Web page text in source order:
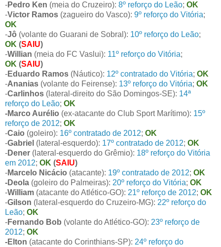
-Pedro Ken (meia do Cruzeiro): 8º reforço do Leão; OK
-Victor Ramos (zagueiro do Vasco): 9º reforço do Vitória;
OK
-Jô (volante do Guarani de Sobral): 10º reforço do Leão;
OK (SAIU)
-Willian (meia do FC Vaslui): 11º reforço do Vitória;
OK (SAIU)
-Eduardo Ramos (Náutico): 12º contratado do Vitória; OK
-Ananias (volante do Feirense): 13º reforço do Vitória; OK
-Carlinhos (lateral-direito do São Domingos-SE): 14ª
reforço do Leão; OK
-Marco Aurélio (ex-atacante do Club Sport Marítimo): 15º
reforço de 2012; OK
-Caio (goleiro): 16º contratado de 2012; OK
-Gabriel (lateral-esquerdo): 17º contratado de 2012; OK
-Dener (lateral-esquerdo do Grêmio): 18º reforço do Vitória
em 2012; OK (SAIU)
-Marcelo Nicácio (atacante): 19º contratado de 2012; OK
-Deola (goleiro do Palmeiras): 20º reforço do Vitória; OK
-William (atacante do Atlético-GO): 21º reforço de 2012; OK
-Gilson (lateral-esquerdo do Cruzeiro-MG): 22º reforço do
Leão; OK
-Fernando Bob (volante do Atlético-GO): 23º reforço de
2012; OK
-Elton (atacante do Corinthians-SP): 24º reforço do